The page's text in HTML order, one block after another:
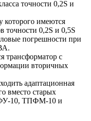
точности 0,2S и
которого имеются
точности 0,2S и 0,5S
погрешности при
трансформатор с
вторичных
адаптационная
вместо старых
10, ТПФМ-10 и